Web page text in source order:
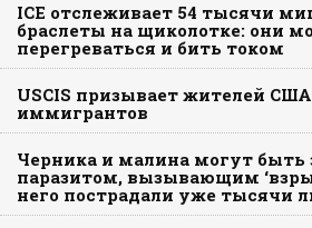
ICE отслеживает 54 тысячи
браслеты на щиколотке: они
перегреваться и бить током
USCIS призывает жителей
иммигрантов
Черника и малина могут быть
паразитом, вызывающим
него пострадали уже тысячи